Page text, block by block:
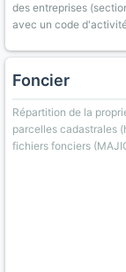
des entreprises
avec un code
Foncier
Répartition de la
parcelles cadastrales
fichiers fonciers